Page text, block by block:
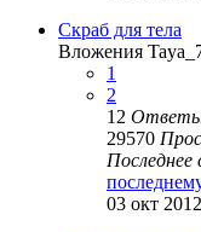
Скраб для тела
Вложения
1
2
12
29570
Последнее
03 окт